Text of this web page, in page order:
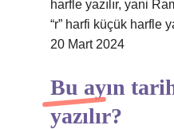
harfle yazılır, yani
“r” harfi küçük harfle
20 Mart 2024
Bu ayın
yazılır?